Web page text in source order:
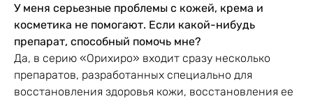
Противопоказания
непереносимость,
беременность и
лактация. При
наличии сахарного
диабета либо
ревматоидного
У меня серьезные проблемы с кожей, крема и
косметика не помогают. Если какой-нибудь
препарат, способный помочь мне?
Да, в серию «Орихиро» входит сразу несколько
препаратов, разработанных специально для
восстановления здоровья кожи, восстановления ее